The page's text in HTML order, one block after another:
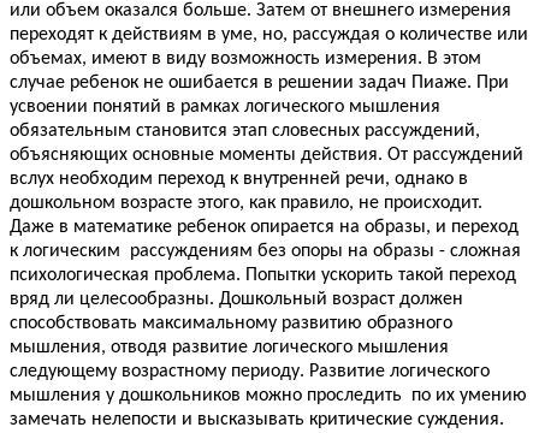
или объем оказался больше. Затем от внешнего измерения
переходят к действиям в уме, но, рассуждая о количестве или
объемах, имеют в виду возможность измерения. В этом
случае ребенок не ошибается в решении задач Пиаже. При
усвоении понятий в рамках логического мышления
обязательным становится этап словесных рассуждений,
объясняющих основные моменты действия. От рассуждений
вслух необходим переход к внутренней речи, однако в
дошкольном возрасте этого, как правило, не происходит.
Даже в математике ребенок опирается на образы, и переход
к логическим рассуждениям без опоры на образы - сложная
психологическая проблема. Попытки ускорить такой переход
вряд ли целесообразны. Дошкольный возраст должен
способствовать максимальному развитию образного
мышления, отводя развитие логического мышления
следующему возрастному периоду. Развитие логического
мышления у дошкольников можно проследить по их умению
замечать нелепости и высказывать критические суждения.